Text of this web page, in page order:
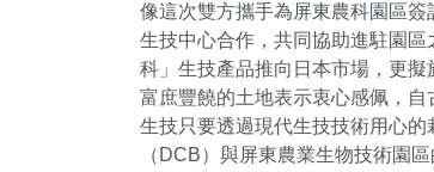
像這次雙方攜手為屏東農科園區
生技中心合作，共同協助進駐園
科」生技產品推向日本市場，更
富庶豐饒的土地表示衷心感佩，
生技只要透過現代生技技術用心
（DCB）與屏東農業生物技術園